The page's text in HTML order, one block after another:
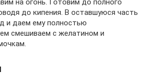
до кипения. В оставшуюся часть
и даем ему полностью
смешиваем с желатином и